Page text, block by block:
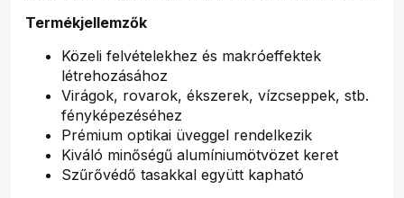
Termékjellemzők
Közeli felvételekhez és makróeffektek
létrehozásához
Virágok, rovarok, ékszerek, vízcseppek, stb.
fényképezéséhez
Prémium optikai üveggel rendelkezik
Kiváló minőségű alumíniumötvözet keret
Szűrővédő tasakkal együtt kapható